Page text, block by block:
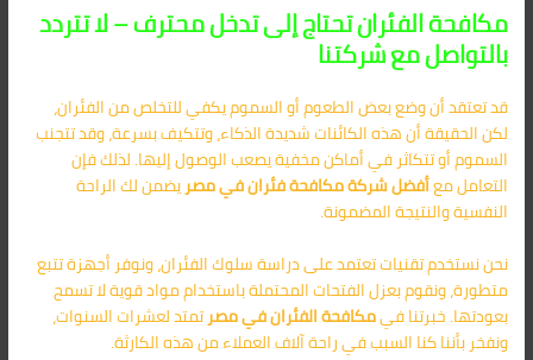
مكافحة الفئران تحتاج إلى تدخل محترف – لا تتردد
بالتواصل مع شركتنا
قد تعتقد أن وضع بعض الطعوم أو السموم يكفي للتخلص من الفئران،
لكن الحقيقة أن هذه الكائنات شديدة الذكاء، وتتكيف بسرعة، وقد تتجنب
السموم أو تتكاثر في أماكن مخفية يصعب الوصول إليها. لذلك فإن
التعامل معأفضل شركة مكافحة فئران في مصريضمن لك الراحة
النفسية والنتيجة المضمونة.
نحن نستخدم تقنيات تعتمد على دراسة سلوك الفئران، ونوفر أجهزة تتبع
متطورة، ونقوم بعزل الفتحات المحتملة باستخدام مواد قوية لا تسمح
بعودتها. خبرتنا فيمكافحة الفئران فيمصرتمتد لعشرات السنوات،
ونفخر بأننا كنا السبب في راحة آلاف العملاء من هذه الكارثة.